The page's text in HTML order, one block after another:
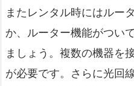
またレンタル時にはルー
か、ルーター機能がつい
ましょう。複数の機器を
が必要です。さらに光回